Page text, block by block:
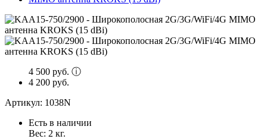
4 500 руб. ⓘ
4 200 руб.
Артикул: 1038N
Есть в наличии
Вес: 2 кг.